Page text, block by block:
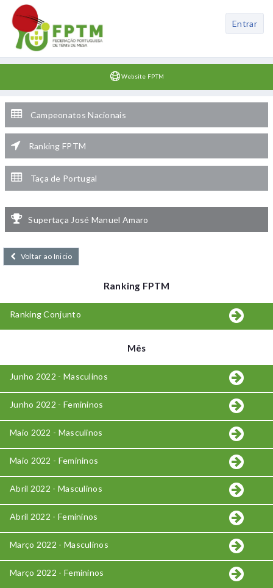
Website FPTM
Entrar
Campeonatos Nacionais
Ranking FPTM
Taça de Portugal
Supertaça José Manuel Amaro
Voltar ao Inicio
Ranking FPTM
Ranking Conjunto
Mês
Junho 2022 - Masculinos
Junho 2022 - Femininos
Maio 2022 - Masculinos
Maio 2022 - Femininos
Abril 2022 - Masculinos
Abril 2022 - Femininos
Março 2022 - Masculinos
Março 2022 - Femininos